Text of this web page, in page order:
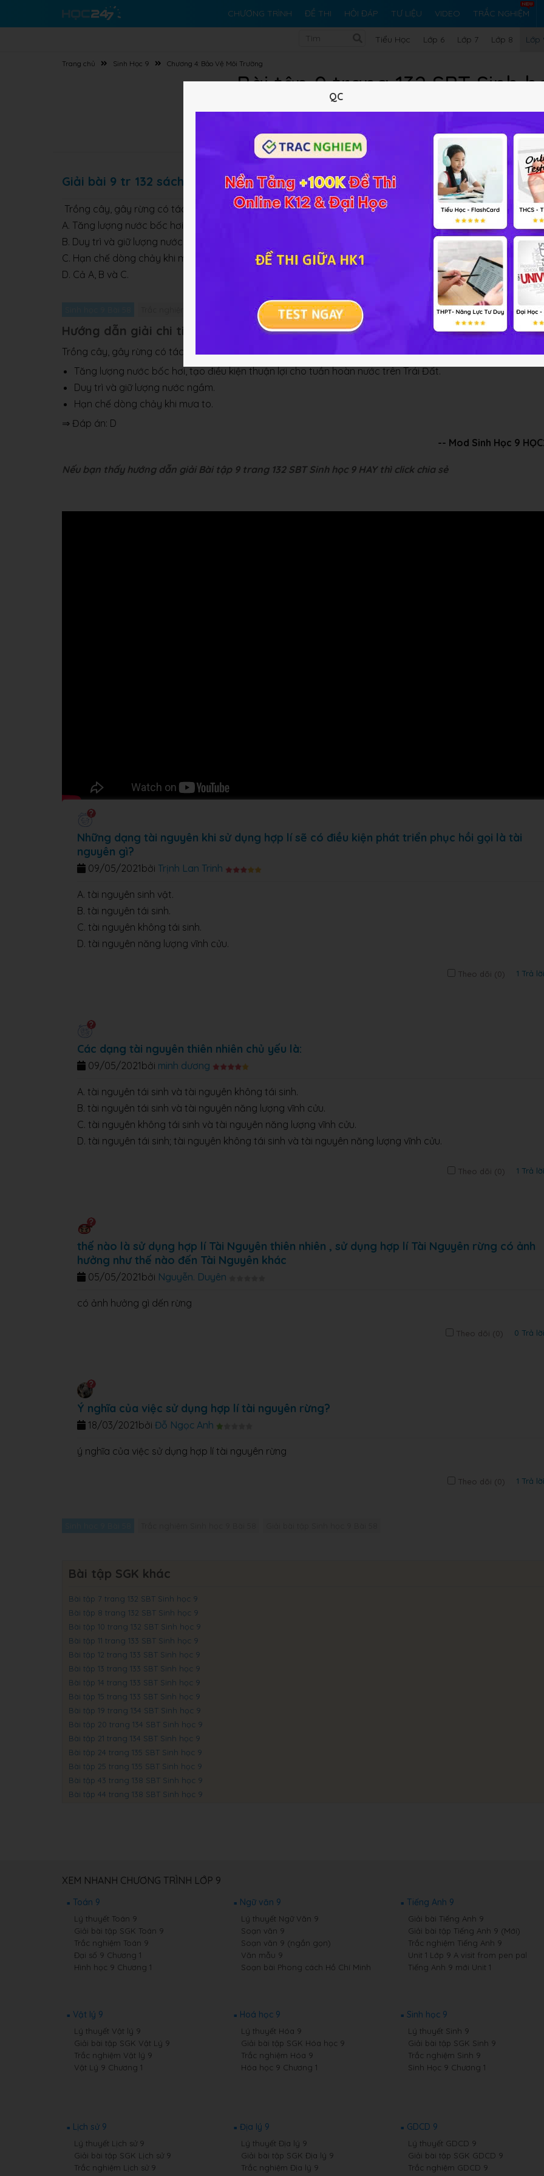
CHƯƠNG TRÌNH ĐỀ THI HỎI ĐÁP TƯ LIỆU VIDEO TRẮC NGHIỆM
Tiểu Học Lớp 6 Lớp 7 Lớp 8 Lớp
Trang chủ Sinh Học 9 Chương 4: Bảo Vệ Môi Trường
Bài tập 9 trang 132 SBT Sinh
5 trắc nghiệm
Lý thuyết 5Trắc nghiệm 32BT SGK 128FAQ
Giải bài 9 tr 132 sách BT Sinh lớp 9
Trồng cây, gây rừng có tác dụng gì trong việc bảo vệ tài nguyên nước?
A. Tăng lượng nước bốc hơi, tạo điều kiện thuận lợi cho tuần hoàn nước trên Trái Đất.
B. Duy trì và giữ lượng nước ngầm.
C. Hạn chế dòng chảy khi mưa to.
D. Cả A, B và C.
Trắc nghiệm Sinh học 9 Bài 58 Giải bài tập Sinh học 9 Bài 58
Hướng dẫn giải chi tiết bài 9
Trồng cây, gây rừng có tác dụng trong việc bảo vệ tài nguyên nước:
Tăng lượng nước bốc hơi, tạo điều kiện thuận lợi cho tuần hoàn nước trên Trái Đất.
Duy trì và giữ lượng nước ngầm.
Hạn chế dòng chảy khi mưa to.
⇒ Đáp án: D
-- Mod Sinh Học 9
Nếu bạn thấy hướng dẫn giải Bài tập 9 trang 132 SBT Sinh học 9 HAY thì click chia sẻ
Những dạng tài nguyên khi sử dụng hợp lí sẽ có điều kiện phát triển phục hồi gọi là tài
nguyên gì?
bởi Trịnh Lan Trinh
09/05/2021
A. tài nguyên sinh vật.
B. tài nguyên tái sinh.
C. tài nguyên không tái sinh.
D. tài nguyên năng lượng vĩnh cửu.
Theo dõi (0) 1 Trả lời
Các dạng tài nguyên thiên nhiên chủ yếu là:
bởi minh dương
09/05/2021
A. tài nguyên tái sinh và tài nguyên không tái sinh.
B. tài nguyên tái sinh và tài nguyên năng lượng vĩnh cửu.
C. tài nguyên không tái sinh và tài nguyên năng lượng vĩnh cửu.
D. tài nguyên tái sinh; tài nguyên không tái sinh và tài nguyên năng lượng vĩnh cửu.
Theo dõi (0) 1 Trả lời
thế nào là sử dụng hợp lí Tài Nguyên thiên nhiên , sử dụng hợp lí Tài Nguyên rừng có ảnh
hưởng như thế nào đến Tài Nguyên khác
bởi Nguyễn. Duyên
05/05/2021
có ảnh hưởng gì dến rừng
Theo dõi (0) 0 Trả lời
Ý nghĩa của việc sử dụng hợp lí tài nguyên rừng?
bởi Đỗ Ngọc Anh
18/03/2021
ý nghĩa của việc sử dụng hợp lí tài nguyên rừng
Theo dõi (0) 1 Trả lời
Bài tập SGK khác
Bài tập 7 trang 132 SBT Sinh học 9
Bài tập 8 trang 132 SBT Sinh học 9
Bài tập 10 trang 132 SBT Sinh học 9
Bài tập 11 trang 133 SBT Sinh học 9
Bài tập 12 trang 133 SBT Sinh học 9
Bài tập 13 trang 133 SBT Sinh học 9
Bài tập 14 trang 133 SBT Sinh học 9
Bài tập 15 trang 133 SBT Sinh học 9
Bài tập 19 trang 134 SBT Sinh học 9
Bài tập 20 trang 134 SBT Sinh học 9
Bài tập 21 trang 134 SBT Sinh học 9
Bài tập 24 trang 135 SBT Sinh học 9
Bài tập 25 trang 135 SBT Sinh học 9
Bài tập 43 trang 138 SBT Sinh học 9
Bài tập 44 trang 138 SBT Sinh học 9
XEM NHANH CHƯƠNG TRÌNH LỚP 9
Toán 9
Lý thuyết Toán 9
Giải bài tập SGK Toán 9
Trắc nghiệm Toán 9
Đại số 9 Chương 1
Hình học 9 Chương 1
Ngữ văn 9
Lý thuyết Ngữ Văn 9
Soạn văn 9
Soạn văn 9 (ngắn gọn)
Văn mẫu 9
Soạn bài Phong cách Hồ Chí Minh
Tiếng Anh 9
Giải bài Tiếng Anh 9
Giải bài tập Tiếng Anh 9 (Mới)
Trắc nghiệm Tiếng Anh 9
Unit 1 Lớp 9 A visit from pen pal
Tiếng Anh 9 mới Unit 1
Vật lý 9
Lý thuyết Vật lý 9
Giải bài tập SGK Vật Lý 9
Trắc nghiệm Vật lý 9
Vật Lý 9 Chương 1
Hoá học 9
Lý thuyết Hóa 9
Giải bài tập SGK Hóa học 9
Trắc nghiệm Hóa 9
Hóa học 9 Chương 1
Sinh học 9
Lý thuyết Sinh 9
Giải bài tập SGK Sinh 9
Trắc nghiệm Sinh 9
Sinh Học 9 Chương 1
Lịch sử 9
Lý thuyết Lịch sử 9
Giải bài tập SGK Lịch sử 9
Trắc nghiệm Lịch sử 9
Địa lý 9
Lý thuyết Địa lý 9
Giải bài tập SGK Địa lý 9
Trắc nghiệm Địa lý 9
GDCD 9
Lý thuyết GDCD 9
Giải bài tập SGK GDCD 9
Trắc nghiệm GDCD 9
QC